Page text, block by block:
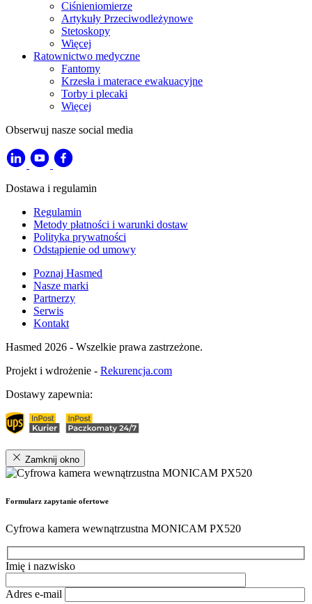
Ciśnieniomierze
Artykuły Przeciwodleżynowe
Stetoskopy
Więcej
Ratownictwo medyczne
Fantomy
Krzesła i materace ewakuacyjne
Torby i plecaki
Więcej
Obserwuj nasze social media
Dostawa i regulamin
Regulamin
Metody płatności i warunki dostaw
Polityka prywatności
Odstąpienie od umowy
Poznaj Hasmed
Nasze marki
Partnerzy
Serwis
Kontakt
Hasmed 2026 - Wszelkie prawa zastrzeżone.
Projekt i wdrożenie - Rekurencja.com
Dostawy zapewnia:
Zamknij okno
Formularz zapytanie ofertowe
Cyfrowa kamera wewnątrzustna MONICAM PX520
Imię i nazwisko
Adres e-mail